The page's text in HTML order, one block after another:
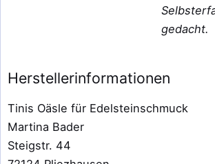
gedacht.
Herstellerinformationen
Tinis Oäsle für Edelsteinschmuck
Martina Bader
Steigstr. 44